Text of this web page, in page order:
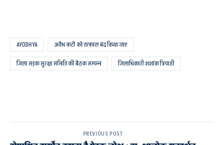
AYODHYA अवैध कटों को तत्काल बंद किया जाए
जिला सड़क सुरक्षा समिति की बैठक सम्पन्न जिलाधिकारी शशांक त्रिपाठी
PREVIOUS POST